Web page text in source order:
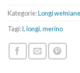
Kategorie:Longi wełniane
Tagi:l,longi,merino